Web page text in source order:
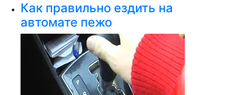
Как правильно ездить на
автомате пежо